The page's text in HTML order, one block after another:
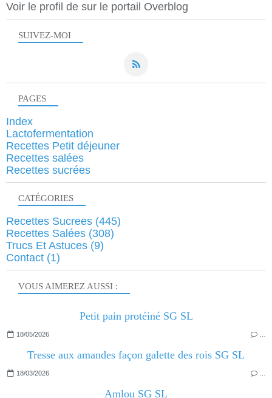
SUIVEZ-MOI
Voir le profil de sur le portail Overblog
VOUS AIMEREZ AUSSI :
Petit pain protéiné SG SL
18/05/2026
Tresse aux amandes façon galette des rois SG SL
18/03/2026
Amlou SG SL
PAGES
Index
Lactofermentation
Recettes Petit déjeuner
Recettes salées
Recettes sucrées
CATÉGORIES
Recettes Sucrees (445)
Recettes Salées (308)
Trucs Et Astuces (9)
Contact (1)